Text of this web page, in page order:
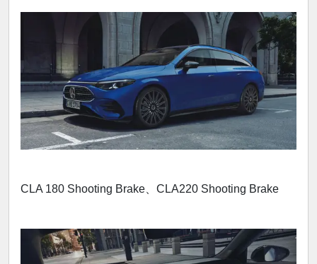
CLA 180 Shooting Brake、CLA220 Shooting Brake